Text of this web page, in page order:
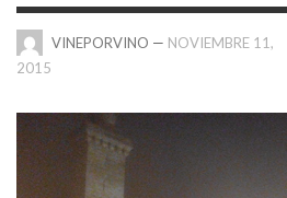
VINEPORVINO — NOVIEMBRE 11,
2015